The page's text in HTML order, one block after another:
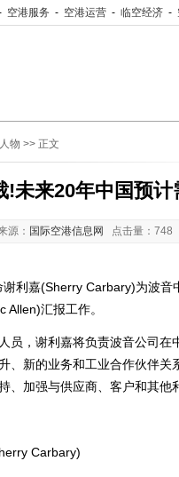
空港服务 - 空港运营 - 临空经济 -
人物 >> 正文
!未来20年中国预
源： 国际空港信息网 点击量： 748
嘉(Sherry Carbary)为波音
汇报工作。
，谢利嘉将负责波音公司在
、新的业务和工业合作伙伴关
、加强与供应商、客户和其他
Carbary)